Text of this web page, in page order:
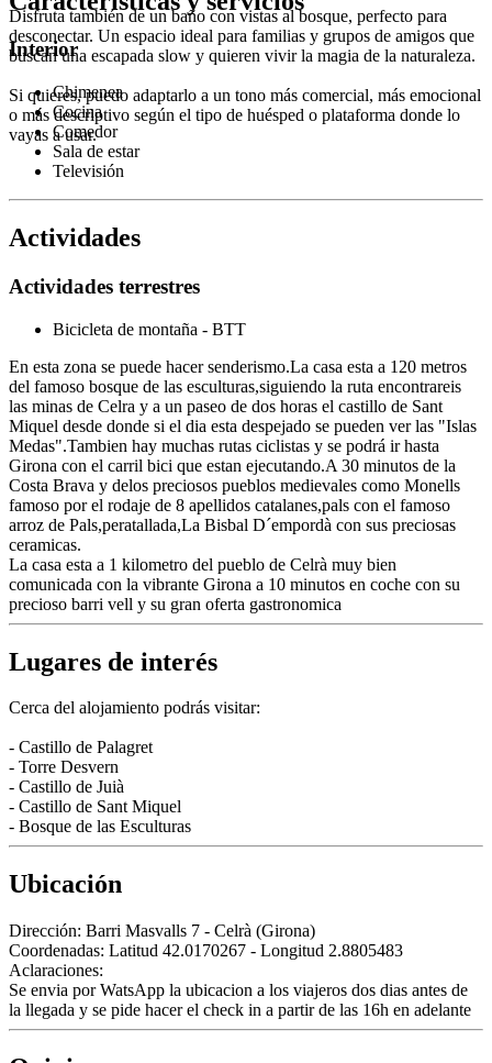
Disfruta también de un baño con vistas al bosque, perfecto para
desconectar. Un espacio ideal para familias y grupos de amigos que
buscan una escapada slow y quieren vivir la magia de la naturaleza.
Si quieres, puedo adaptarlo a un tono más comercial, más emocional
o más descriptivo según el tipo de huésped o plataforma donde lo
vayas a usar.
Interior
Chimenea
Cocina
Comedor
Sala de estar
Televisión
Actividades
Actividades terrestres
Bicicleta de montaña - BTT
En esta zona se puede hacer senderismo.La casa esta a 120 metros
del famoso bosque de las esculturas,siguiendo la ruta encontrareis
las minas de Celra y a un paseo de dos horas el castillo de Sant
Miquel desde donde si el dia esta despejado se pueden ver las "Islas
Medas".Tambien hay muchas rutas ciclistas y se podrá ir hasta
Girona con el carril bici que estan ejecutando.A 30 minutos de la
Costa Brava y delos preciosos pueblos medievales como Monells
famoso por el rodaje de 8 apellidos catalanes,pals con el famoso
arroz de Pals,peratallada,La Bisbal D´empordà con sus preciosas
ceramicas.
La casa esta a 1 kilometro del pueblo de Celrà muy bien
comunicada con la vibrante Girona a 10 minutos en coche con su
precioso barri vell y su gran oferta gastronomica
Lugares de interés
Cerca del alojamiento podrás visitar:
- Castillo de Palagret
- Torre Desvern
- Castillo de Juià
- Castillo de Sant Miquel
- Bosque de las Esculturas
Ubicación
Dirección: Barri Masvalls 7 - Celrà (Girona)
Coordenadas: Latitud 42.0170267 - Longitud 2.8805483
Aclaraciones:
Se envia por WatsApp la ubicacion a los viajeros dos dias antes de
la llegada y se pide hacer el check in a partir de las 16h en adelante